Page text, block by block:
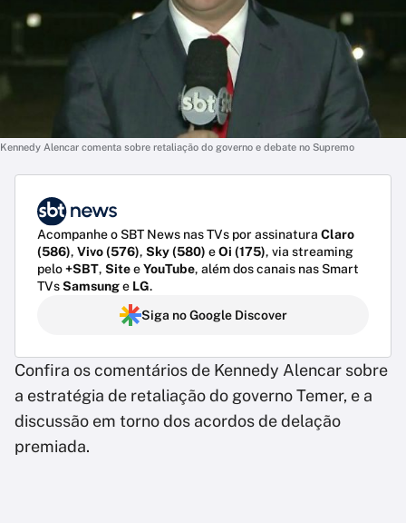
Kennedy Alencar comenta sobre retaliação do governo e debate no Supremo
Acompanhe o SBT News nas TVs por assinatura Claro
(586), Vivo (576), Sky (580) eOi (175), via streaming
pelo+SBT, SiteeYouTube, além dos canais nas Smart
TVsSamsunge LG.
Siga no Google Discover
Confira os comentários de Kennedy Alencar sobre
a estratégia de retaliação do governo Temer, e a
discussão em torno dos acordos de delação
premiada.